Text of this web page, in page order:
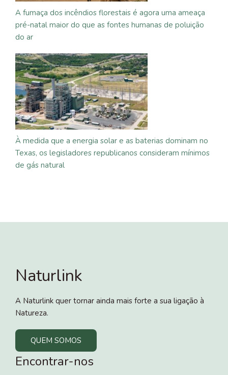
A fumaça dos incêndios florestais é agora uma ameaça
pré-natal maior do que as fontes humanas de poluição
do ar
À medida que a energia solar e as baterias dominam no
Texas, os legisladores republicanos consideram mínimos
de gás natural
Naturlink
A Naturlink quer tornar ainda mais forte a sua ligação à
Natureza.
QUEM SOMOS
Encontrar-nos